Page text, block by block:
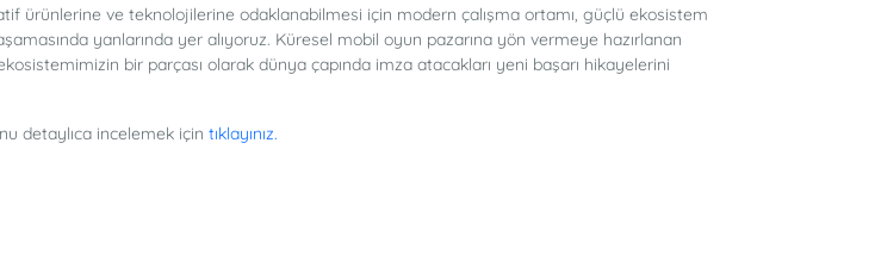
ürünlerine ve teknolojilerine odaklanabilmesi için modern çalışma ortamı, güçlü ekosistem
yanlarında yer alıyoruz. Küresel mobil oyun pazarına yön vermeye hazırlanan
bir parçası olarak dünya çapında imza atacakları yeni başarı hikayelerini
detaylıca incelemek için tıklayınız.